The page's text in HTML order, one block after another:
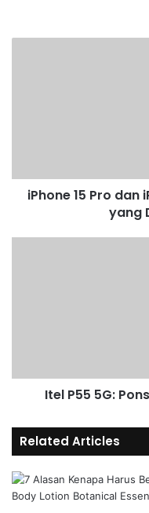
iPhone 15 Pro dan
yang
Itel P55 5G:
Related Articles